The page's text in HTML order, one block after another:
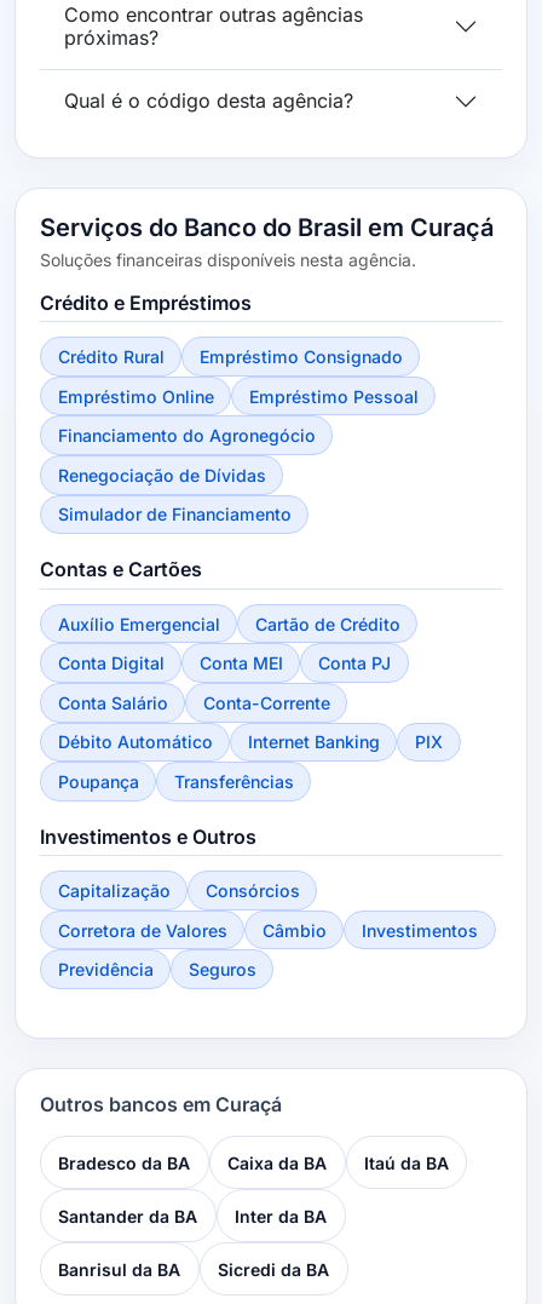
Como encontrar outras agências
próximas?
Qual é o código desta agência?
Serviços do Banco do Brasil em Curaçá
Soluções financeiras disponíveis nesta agência.
Crédito e Empréstimos
Crédito Rural
Empréstimo Consignado
Empréstimo Online
Empréstimo Pessoal
Financiamento do Agronegócio
Renegociação de Dívidas
Simulador de Financiamento
Contas e Cartões
Auxílio Emergencial
Cartão de Crédito
Conta Digital
Conta MEI
Conta PJ
Conta Salário
Conta-Corrente
Débito Automático
Internet Banking
PIX
Poupança
Transferências
Investimentos e Outros
Capitalização
Consórcios
Corretora de Valores
Câmbio
Investimentos
Previdência
Seguros
Outros bancos em Curaçá
Bradesco da BA Caixa da BA Itaú da BA
Santander da BA Inter da BA
Banrisul da BA Sicredi da BA